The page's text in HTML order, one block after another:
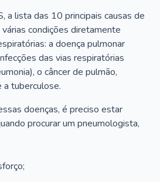
a lista das 10 principais causas de
condições diretamente
a doença pulmonar
das vias respiratórias
o câncer de pulmão,
a tuberculose.
doenças, é preciso estar
procurar um pneumologista,